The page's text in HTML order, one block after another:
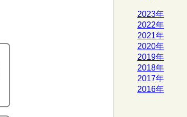
2023年
2022年
2021年
2020年
2019年
2018年
2017年
2016年